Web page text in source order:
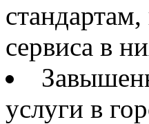
сервиса в
услуги в